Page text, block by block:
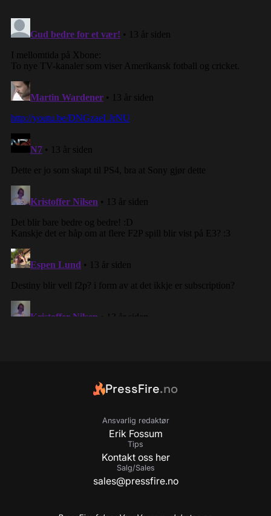
PressFire.no
Ansvarlig redaktør
Erik Fossum
Tips
Kontakt oss her
Salg/Sales
sales@pressfire.no